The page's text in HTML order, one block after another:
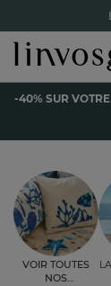
Le
-40% sur
-40% SUR
Accueil Enfant
Voir toutes
nos